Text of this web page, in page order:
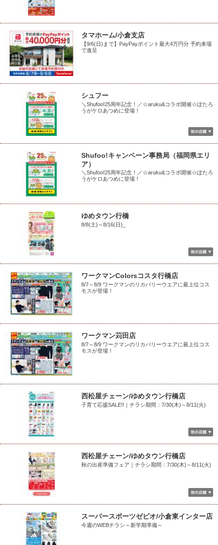
タマホーム/小倉支店
【9/6(日)まで】PayPayポイント最大4万円分 予約来場
で進呈
シュフー
＼Shufoo!25周年記念！／☆aruku&コラボ開催☆ぽたろ
うがケロあつめに登場！
Shufoo!キャンペーン事務局（福岡県エリ
ア）
＼Shufoo!25周年記念！／☆aruku&コラボ開催☆ぽたろ
うがケロあつめに登場！
ゆめタウン行橋
8/8(土)～8/16(日)_
ワークマンColorsコスタ行橋店
8/7～8/9 ワークマンのリカバリーウエアに最上位コス
モスが登場！
ワークマン苅田店
8/7～8/9 ワークマンのリカバリーウエアに最上位コス
モスが登場！
西松屋チェーン/ゆめタウン行橋店
子育て応援SALE!!｜チラシ期間：7/30(木)～8/11(火)
西松屋チェーン/ゆめタウン行橋店
秋の出産準備フェア｜チラシ期間：7/30(木)～8/11(火)
スーパースポーツゼビオ/小倉東インター店
今週のWEBチラシ～新学期準備～